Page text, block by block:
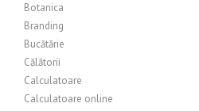
Botanica
Branding
Bucătărie
Călătorii
Calculatoare
Calculatoare online